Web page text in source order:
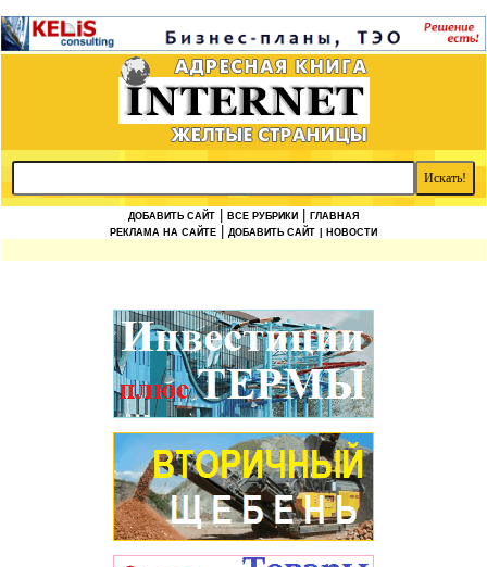
ДОБАВИТЬ САЙТ ВСЕ РУБРИКИ
ГЛАВНАЯ
РЕКЛАМА НА САЙТЕ
ДОБАВИТЬ САЙТ | НОВОСТИ